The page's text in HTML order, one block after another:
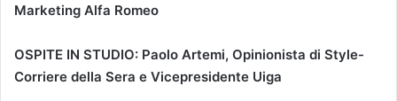
Marketing Alfa Romeo
OSPITE IN STUDIO: Paolo Artemi, Opinionista di Style-
Corriere della Sera e Vicepresidente Uiga